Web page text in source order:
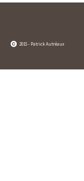
2015 - Patrick Autréaux